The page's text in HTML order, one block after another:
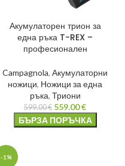
Акумулаторен трион за
една ръка T-REX –
професионален
Campagnola, Акумулаторни
ножици, Ножици за една
ръка, Триони
599.00€ 559.00€
БЪРЗА ПОРЪЧКА
-1%